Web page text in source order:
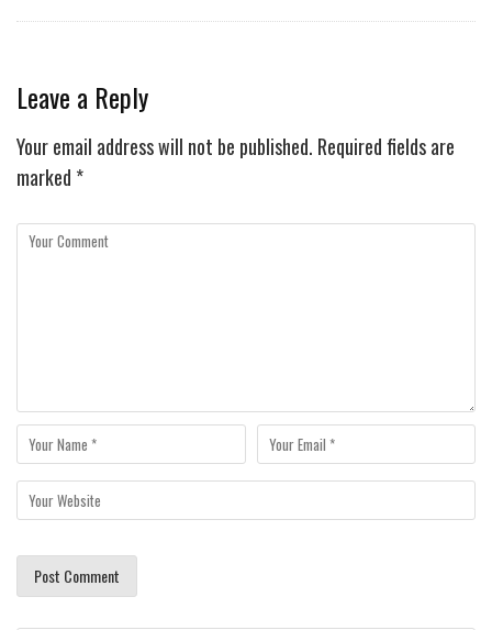
Leave a Reply
Your email address will not be published. Required fields are
marked *